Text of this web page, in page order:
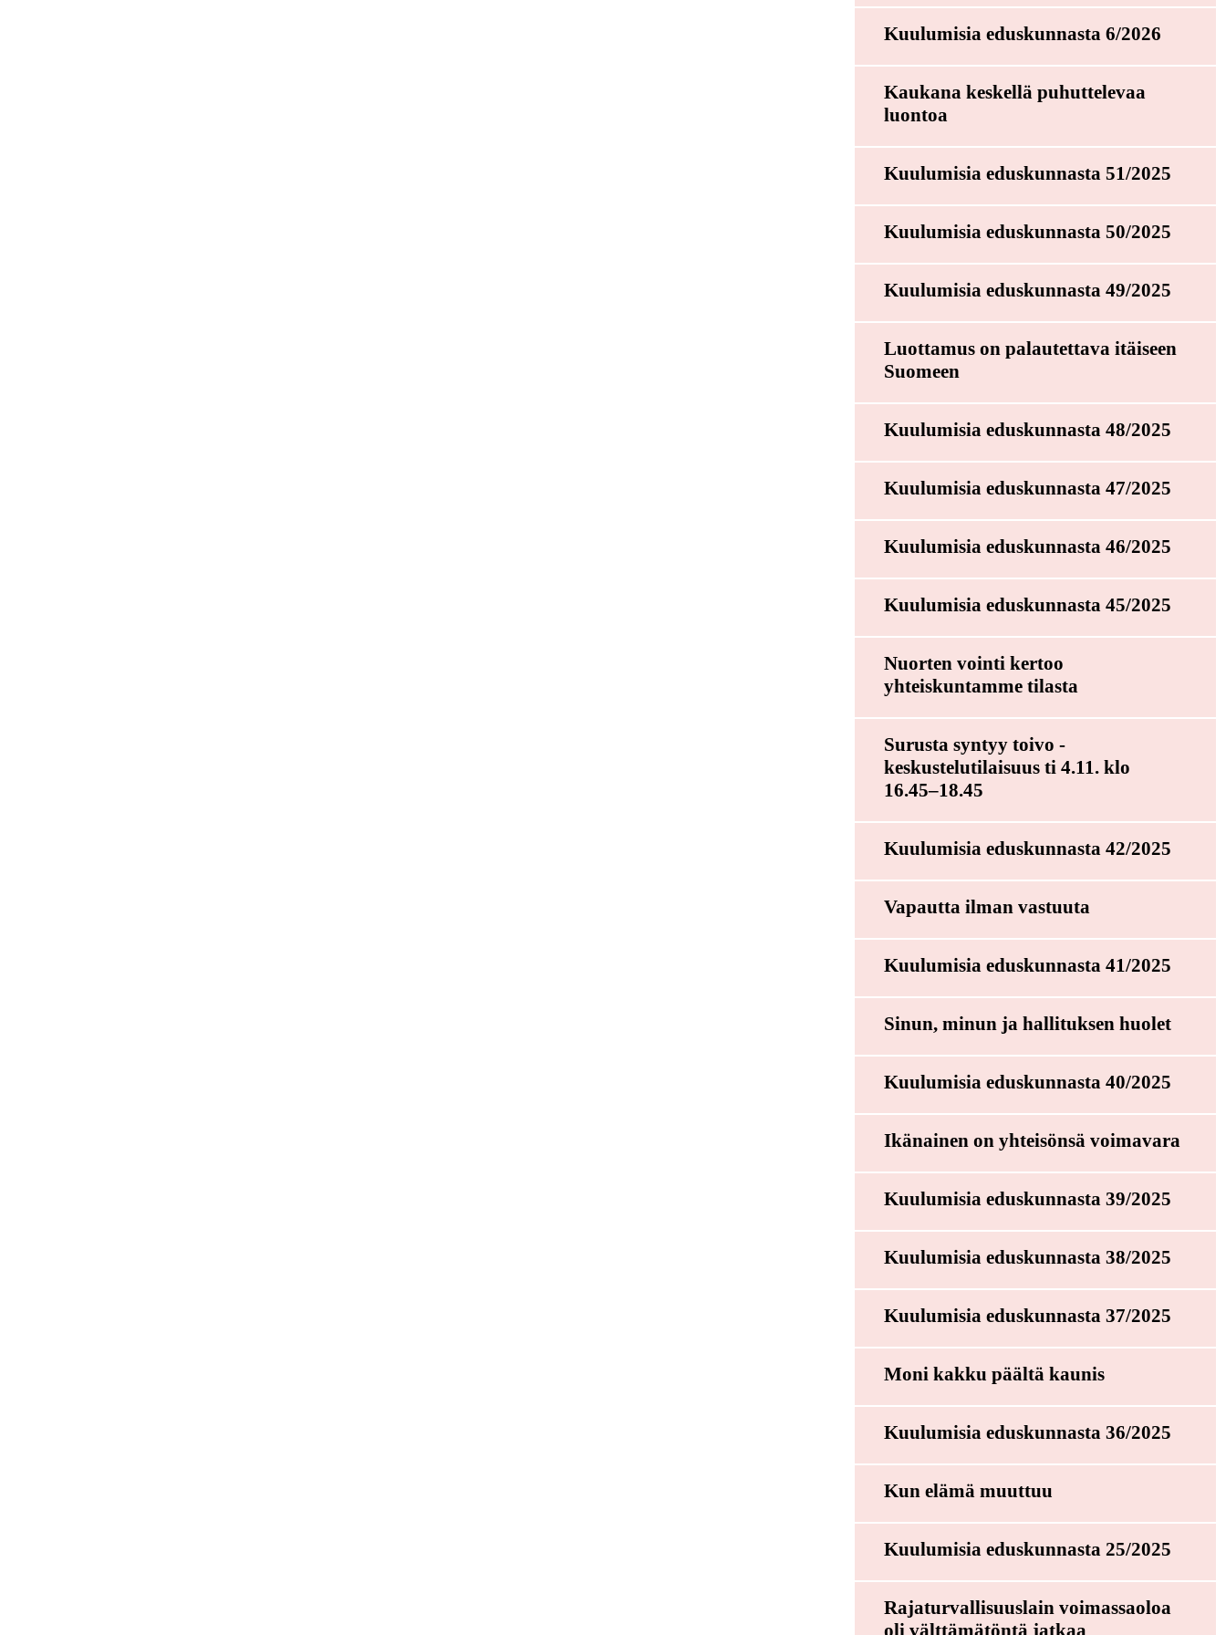
Kuulumisia eduskunnasta 6/2026
Kaukana keskellä puhuttelevaa
luontoa
Kuulumisia eduskunnasta 51/2025
Kuulumisia eduskunnasta 50/2025
Kuulumisia eduskunnasta 49/2025
Luottamus on palautettava itäiseen
Suomeen
Kuulumisia eduskunnasta 48/2025
Kuulumisia eduskunnasta 47/2025
Kuulumisia eduskunnasta 46/2025
Kuulumisia eduskunnasta 45/2025
Nuorten vointi kertoo
yhteiskuntamme tilasta
Surusta syntyy toivo -
keskustelutilaisuus ti 4.11. klo
16.45–18.45
Kuulumisia eduskunnasta 42/2025
Vapautta ilman vastuuta
Kuulumisia eduskunnasta 41/2025
Sinun, minun ja hallituksen huolet
Kuulumisia eduskunnasta 40/2025
Ikänainen on yhteisönsä voimavara
Kuulumisia eduskunnasta 39/2025
Kuulumisia eduskunnasta 38/2025
Kuulumisia eduskunnasta 37/2025
Moni kakku päältä kaunis
Kuulumisia eduskunnasta 36/2025
Kun elämä muuttuu
Kuulumisia eduskunnasta 25/2025
Rajaturvallisuuslain voimassaoloa